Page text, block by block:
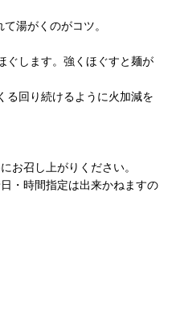
湯がくのがコツ。
ぐします。強くほぐすと麺が
る回り続けるように火加減を
お召し上がりください。
・時間指定は出来かねますの